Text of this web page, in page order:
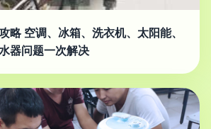
略 空调、冰箱、洗衣机、太阳能、
器问题一次解决